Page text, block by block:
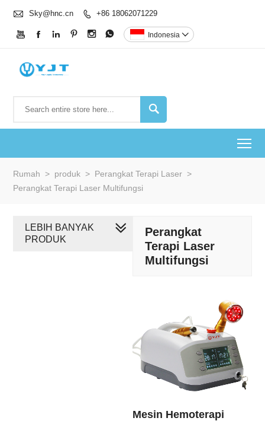
 Sky@hnc.cn  +86 18062071229
      Indonesia 

Rumah > produk > Perangkat Terapi Laser >
Perangkat Terapi Laser Multifungsi
Perangkat
Terapi Laser
Multifungsi
Mesin Hemoterapi
LEBIH BANYAK
PRODUK